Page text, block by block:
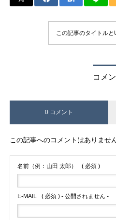
この記事のタイトル
コメ
0 コメント
この記事へのコメントはありません
名前（例：山田 太郎） ( 必須 )
E-MAIL ( 必須 ) - 公開されません -